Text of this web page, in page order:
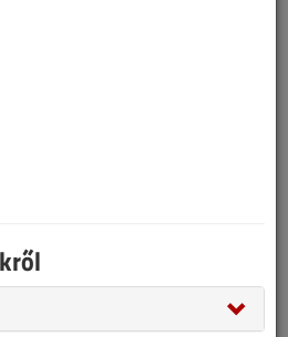
formában a termékeket, melyek